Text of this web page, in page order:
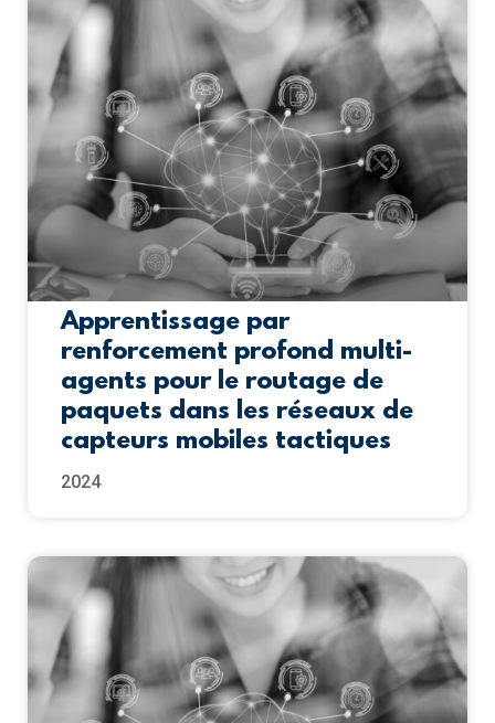
Apprentissage par
renforcement profond multi-
agents pour le routage de
paquets dans les réseaux de
capteurs mobiles tactiques
2024